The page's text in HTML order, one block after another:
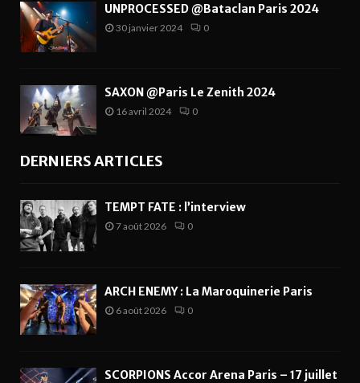
UNPROCESSED @Bataclan Paris 2024
30 janvier 2024 0
SAXON @Paris Le Zenith 2024
16 avril 2024 0
DERNIERS ARTICLES
TEMPT FATE : l’interview
7 août 2026 0
ARCH ENEMY : La Maroquinerie Paris
6 août 2026 0
SCORPIONS Accor Arena Paris – 17 juillet